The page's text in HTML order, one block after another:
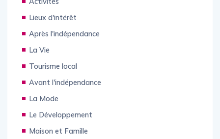
Lieux d'intérêt
Après l'indépendance
La Vie
Tourisme local
Avant l'indépendance
La Mode
Le Développement
Maison et Famille